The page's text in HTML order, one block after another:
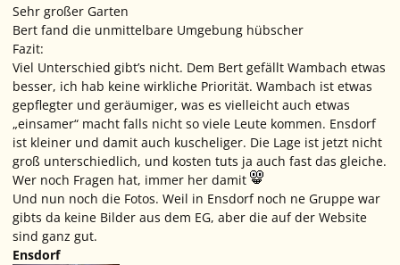
Sehr großer Garten
Bert fand die unmittelbare Umgebung hübscher
Fazit:
Viel Unterschied gibt’s nicht. Dem Bert gefällt Wambach etwas
besser, ich hab keine wirkliche Priorität. Wambach ist etwas
gepflegter und geräumiger, was es vielleicht auch etwas
„einsamer“ macht falls nicht so viele Leute kommen. Ensdorf
ist kleiner und damit auch kuscheliger. Die Lage ist jetzt nicht
groß unterschiedlich, und kosten tuts ja auch fast das gleiche.
Wer noch Fragen hat, immer her damit
Und nun noch die Fotos. Weil in Ensdorf noch ne Gruppe war
gibts da keine Bilder aus dem EG, aber die auf der Website
sind ganz gut.
Ensdorf